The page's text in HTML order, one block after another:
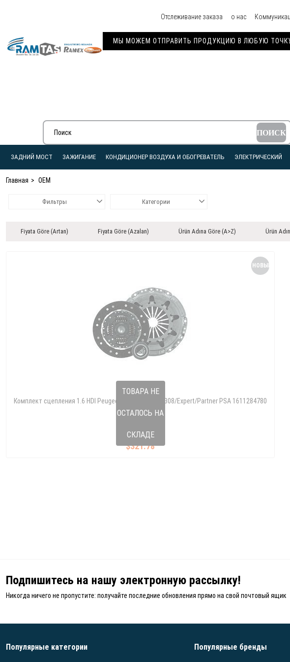
Отслеживание заказа о нас
МЫ МОЖЕМ ОТПРАВИТЬ ПРОДУКЦИЮ В ЛЮБУЮ
ЗАДНИЙ МОСТ ЗАЖИГАНИЕ КОНДИЦИОНЕР ВОЗДУХА И ОБОГРЕВАТЕЛЬ ЭЛЕКТРИЧЕСКИЙ
Главная OEM
Фильтры Категории
Fiyata Göre (Artan) Fiyata Göre (Azalan) Ürün Adına Göre (A>Z) Ürün
ТОВАРА НЕ
ОСТАЛОСЬ НА
СКЛАДЕ
Комплект сцепления 1.6 HDI Peugeot 208/2008/301/308/Expert/Partner PSA 1611284780
$321.78
НОВЫЙ
1611 284 780
Подпишитесь на нашу электронную рассылку!
Никогда ничего не пропустите: получайте последние обновления прямо на свой почтовый ящик
Популярные категории Популярные бренды